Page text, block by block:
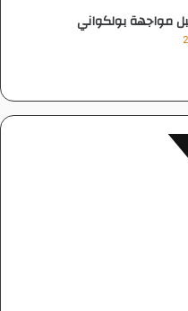
مواجهة بولكواني